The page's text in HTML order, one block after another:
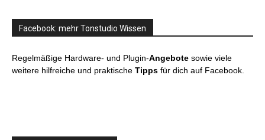
Facebook: mehr Tonstudio Wissen
Regelmäßige Hardware- und Plugin-Angebote sowie viele
weitere hilfreiche und praktische Tipps für dich auf Facebook.